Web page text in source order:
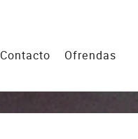
Contacto Ofrendas